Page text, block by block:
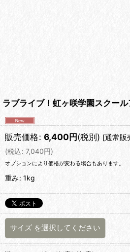
ラブライブ！虹ヶ咲学園スク
販売価格: 6,400円(税別) [通常販
(税込: 7,040円)
オプションにより価格が変わる場合もあります。
重み: 1kg
サイズ を選択してください